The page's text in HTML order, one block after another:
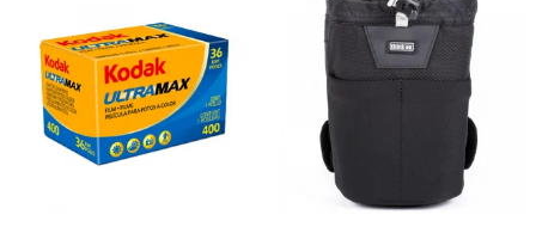
Suporti pentru fundaluri
Blende
Umbrele
Corturi si mese pt. fotografia de